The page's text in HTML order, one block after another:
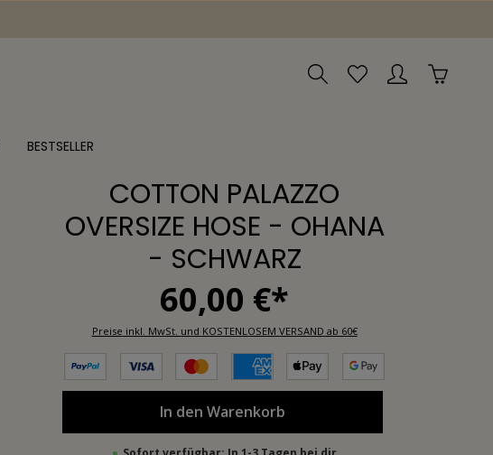
BESTSELLER
COTTON PALAZZO
OVERSIZE HOSE - OHANA
- SCHWARZ
60,00 €*
Preise inkl. MwSt. und KOSTENLOSEM VERSAND ab 60€
In den Warenkorb